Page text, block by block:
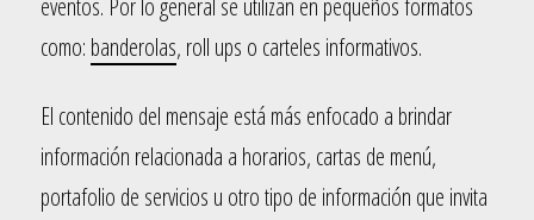
eventos. Por lo general se utilizan en pequeños formatos
como: banderolas, roll ups o carteles informativos.
El contenido del mensaje está más enfocado a brindar
información relacionada a horarios, cartas de menú,
portafolio de servicios u otro tipo de información que invita